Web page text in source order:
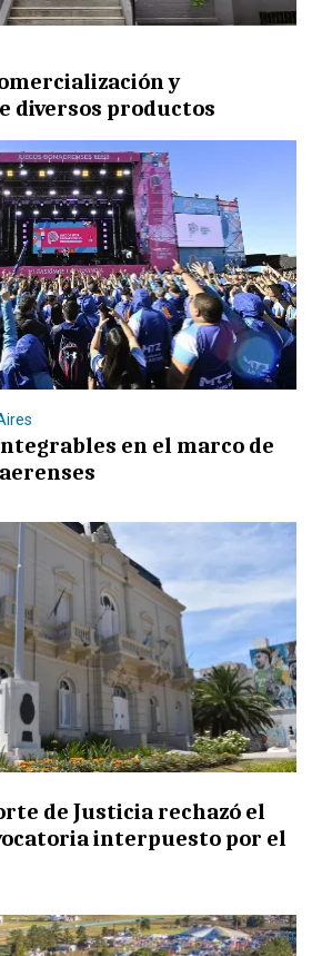
y
diversos productos
en el marco de
de Justicia rechazó el
interpuesto por el